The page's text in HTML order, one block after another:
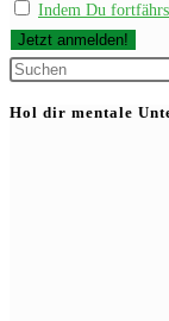
Indem Du
Hol dir mentale